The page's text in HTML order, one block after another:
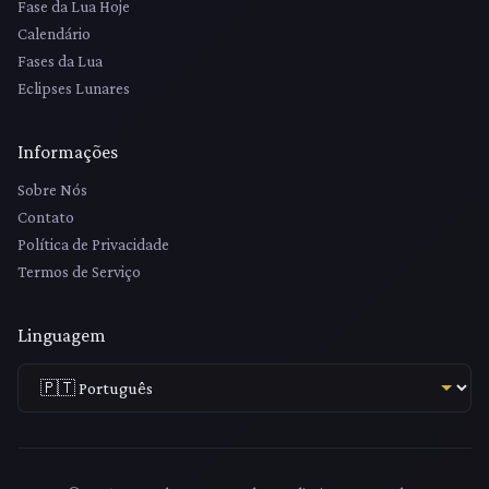
Fase da Lua Hoje
Calendário
Fases da Lua
Eclipses Lunares
Informações
Sobre Nós
Contato
Política de Privacidade
Termos de Serviço
Linguagem